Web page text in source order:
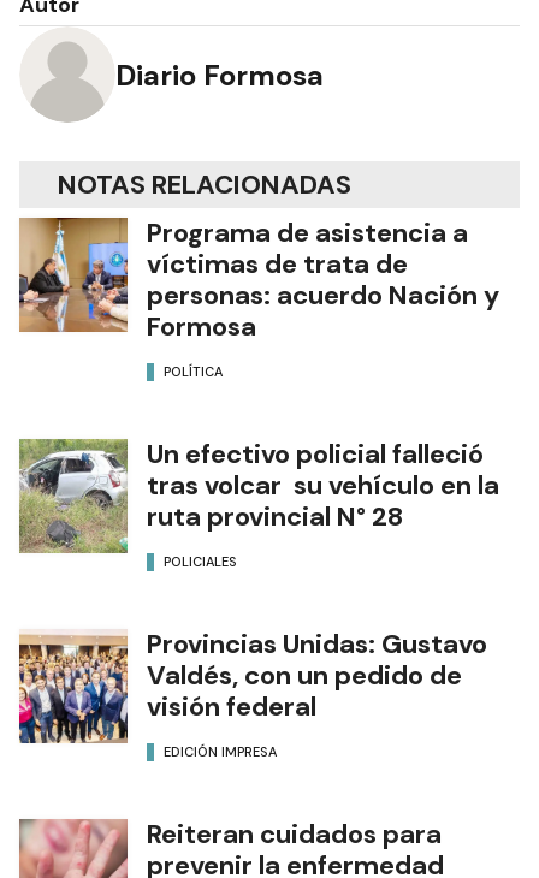
Diario Formosa
NOTAS RELACIONADAS
Programa de asistencia a
víctimas de trata de
personas: acuerdo Nación y
Formosa
POLÍTICA
Un efectivo policial falleció
tras volcar su vehículo en la
ruta provincial N° 28
POLICIALES
Provincias Unidas: Gustavo
Valdés, con un pedido de
visión federal
EDICIÓN IMPRESA
Reiteran cuidados para
prevenir la enfermedad